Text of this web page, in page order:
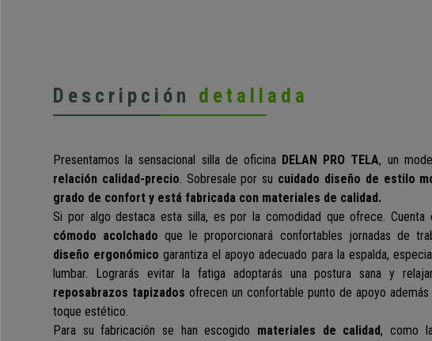
Descripción detallada
Presentamos la sensacional silla de oficina DELAN PRO TELA, un
relación calidad-precio. Sobresale porsu cuidado diseño de estilo
grado de confort y está fabricada con materiales de calidad .
Si por algo destaca esta silla, es por la comodidad que ofrece. Cuenta
cómodo acolchado que le proporcionará confortables jornadas de
diseño ergonómicogarantizael apoyo adecuado para la espalda,
lumbar. Lograrás evitar la fatiga adoptarás una postura sana y
reposabrazos tapizados ofrecen un confortable punto de apoyo
toque estético.
Para su fabricación se han escogido materiales de calidad, como